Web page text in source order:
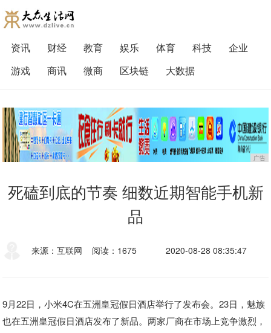
资讯 财经 教育 娱乐 体育 科技
企业
游戏
商讯 微商 区块链 大数据
广告
死磕到底的节奏 细数近期智能手机新
品
来源：互联网 阅读：1675 2020-08-28 08:35:47
9月22日，小米4C在五洲皇冠假日酒店举行了发布会。23日，魅族
也在五洲皇冠假日酒店发布了新品。两家厂商在市场上竞争激烈，